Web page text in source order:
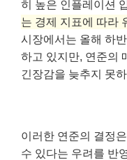
히 높은 인플레이션
는 경제 지표에 따라
시장에서는 올해 하
하고 있지만, 연준의
긴장감을 늦추지 못
이러한 연준의 결정
수 있다는 우려를 반